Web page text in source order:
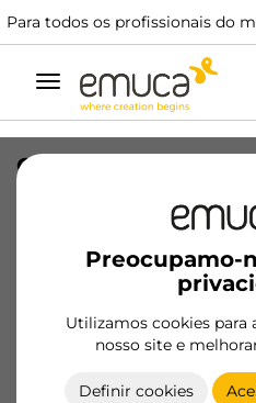
Para todos os profissionais do
Alternar
navegação
Preocupamo-
Utilizamos cookies para
nosso site e
Definir cookies
Conjunto de
gavetas Silver,
(240-540),
Tornar-